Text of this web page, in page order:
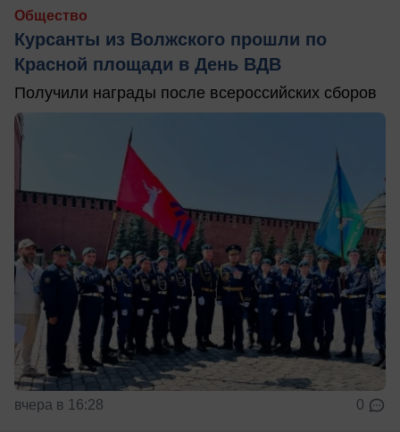
Общество
Курсанты из Волжского прошли по
Красной площади в День ВДВ
Получили награды после всероссийских сборов
вчера в 16:28 0